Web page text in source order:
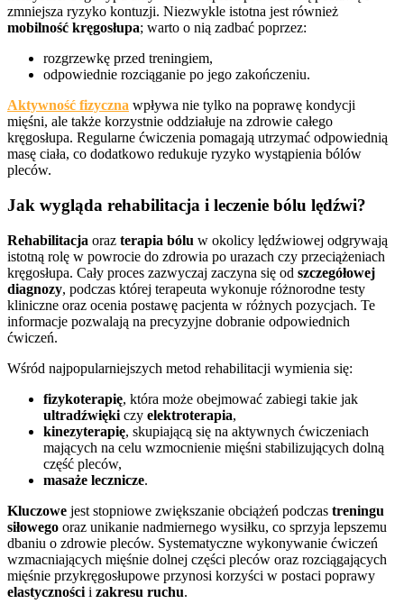
zmniejsza ryzyko kontuzji. Niezwykle istotna jest również
mobilność kręgosłupa; warto o nią zadbać poprzez:
rozgrzewkę przed treningiem,
odpowiednie rozciąganie po jego zakończeniu.
Aktywność fizyczna wpływa nie tylko na poprawę kondycji
mięśni, ale także korzystnie oddziałuje na zdrowie całego
kręgosłupa. Regularne ćwiczenia pomagają utrzymać odpowiednią
masę ciała, co dodatkowo redukuje ryzyko wystąpienia bólów
pleców.
Jak wygląda rehabilitacja i leczenie bólu lędźwi?
Rehabilitacja oraz terapia bólu w okolicy lędźwiowej odgrywają
istotną rolę w powrocie do zdrowia po urazach czy przeciążeniach
kręgosłupa. Cały proces zazwyczaj zaczyna się od szczegółowej
diagnozy, podczas której terapeuta wykonuje różnorodne testy
kliniczne oraz ocenia postawę pacjenta w różnych pozycjach. Te
informacje pozwalają na precyzyjne dobranie odpowiednich
ćwiczeń.
Wśród najpopularniejszych metod rehabilitacji wymienia się:
fizykoterapię, która może obejmować zabiegi takie jak
ultradźwięki czy elektroterapia,
kinezyterapię, skupiającą się na aktywnych ćwiczeniach
mających na celu wzmocnienie mięśni stabilizujących dolną
część pleców,
masaże lecznicze.
Kluczowe jest stopniowe zwiększanie obciążeń podczas treningu
siłowego oraz unikanie nadmiernego wysiłku, co sprzyja lepszemu
dbaniu o zdrowie pleców. Systematyczne wykonywanie ćwiczeń
wzmacniających mięśnie dolnej części pleców oraz rozciągających
mięśnie przykręgosłupowe przynosi korzyści w postaci poprawy
elastyczności i zakresu ruchu.